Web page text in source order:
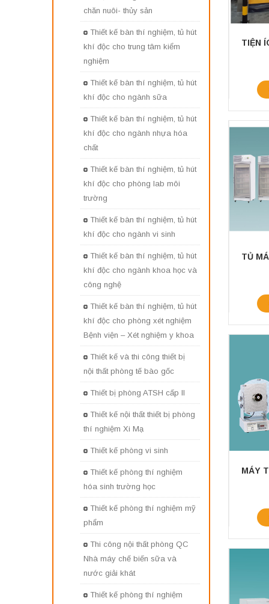
chăn nuôi- thủy sản
Thiết kế bàn thí nghiệm, tủ hút
khí độc cho trung tâm kiểm
nghiệm
Thiết kế bàn thí nghiệm, tủ hút
khí độc cho ngành sữa
Thiết kế bàn thí nghiệm, tủ hút
khí độc cho ngành nhựa hóa
chất
Thiết kế bàn thí nghiệm, tủ hút
khí độc cho phòng lab môi
trường
Thiết kế bàn thí nghiệm, tủ hút
khí độc cho ngành vi sinh
Thiết kế bàn thí nghiệm, tủ hút
khí độc cho ngành khoa học và
công nghệ
Thiết kế bàn thí nghiệm, tủ hút
khí độc cho phòng xét nghiệm
Bệnh viện – Xét nghiệm y khoa
Thiết kế và thi công thiết bị
nội thất phòng tế bào gốc
Thiết bị phòng ATSH cấp II
Thiết kế nội thất thiết bị phòng
thí nghiệm Xi Mạ
Thiết kế phòng vi sinh
Thiết kế phòng thí nghiệm
hóa sinh trường học
Thiết kế phòng thí nghiệm mỹ
phẩm
Thi công nội thất phòng QC
Nhà máy chế biến sữa và
nước giải khát
Thiết kế phòng thí nghiệm